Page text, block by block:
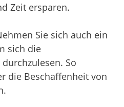
Zeit ersparen.
Sie sich auch ein
sich die
So
die Beschaffenheit von